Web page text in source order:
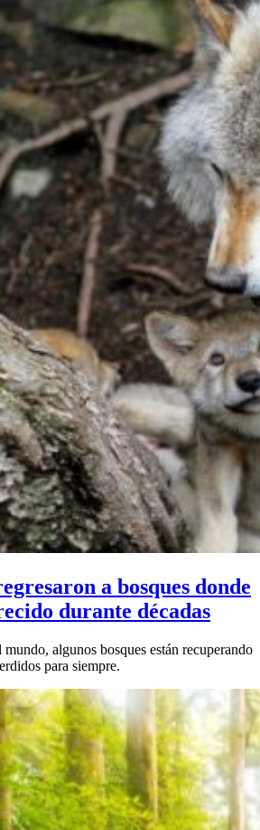
a bosques donde
durante décadas
algunos bosques están recuperando
para siempre.